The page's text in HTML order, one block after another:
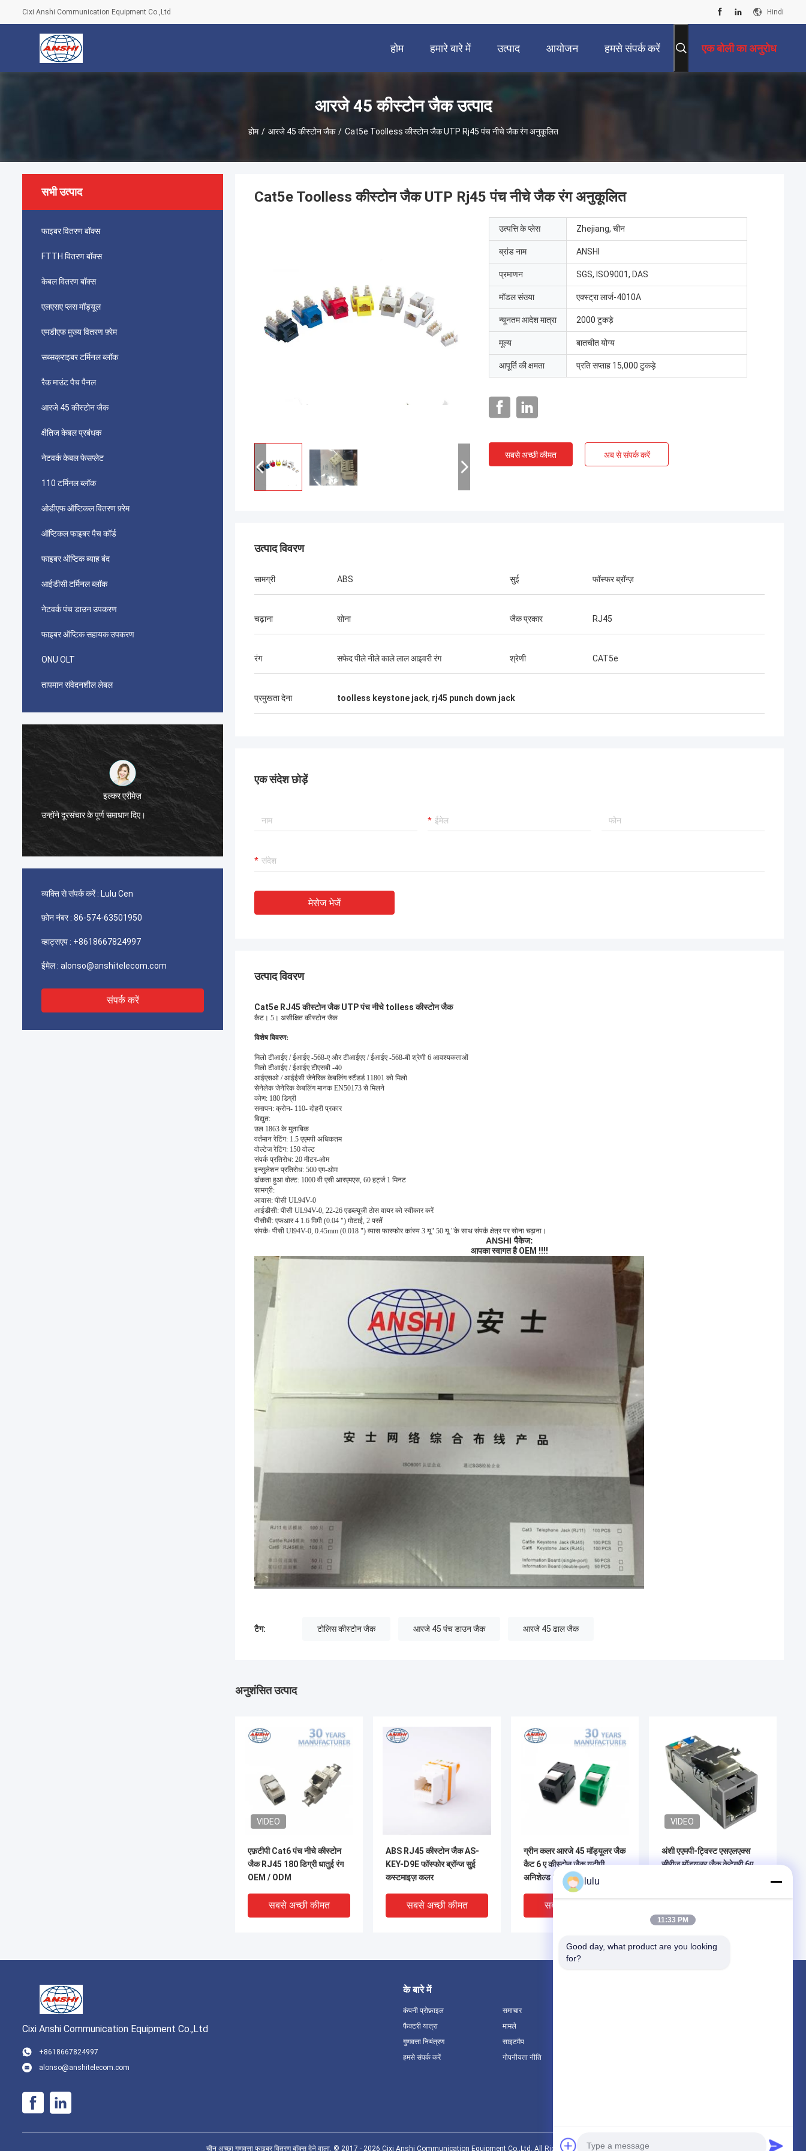
Cixi Anshi Communication Equipment Co.,Ltd Hindi
होम हमारे बारे में उत्पाद आयोजन हमसे संपर्क करें एक बोली का अनुरोध
आरजे 45 कीस्टोन जैक उत्पाद
होम / आरजे 45 कीस्टोन जैक / Cat5e Toolless कीस्टोन जैक UTP Rj45 पंच नीचे जैक रंग अनुकूलित
सभी उत्पाद
फाइबर वितरण बॉक्स
FTTH वितरण बॉक्स
केबल वितरण बॉक्स
एलएसए प्लस मॉड्यूल
एमडीएफ मुख्य वितरण फ़्रेम
सब्सक्राइबर टर्मिनल ब्लॉक
रैक माउंट पैच पैनल
आरजे 45 कीस्टोन जैक
क्षैतिज केबल प्रबंधक
नेटवर्क केबल फेसप्लेट
110 टर्मिनल ब्लॉक
ओडीएफ ऑप्टिकल वितरण फ़्रेम
ऑप्टिकल फाइबर पैच कॉर्ड
फाइबर ऑप्टिक ब्याह बंद
आईडीसी टर्मिनल ब्लॉक
नेटवर्क पंच डाउन उपकरण
फाइबर ऑप्टिक सहायक उपकरण
ONU OLT
तापमान संवेदनशील लेबल
احمد عبدالله
ईरान के दूरसंचार के लिए इस्तेमाल किए गए आपके एएमपी
टायको पिकोबैंड कनेक्टर उत्कृष्ट हैं, हमारे ग्राहक गुणवत्ता
से बहुत संतुष्ट हैं।
व्यक्ति से संपर्क करें : Lulu Cen
फ़ोन नंबर : 86-574-63501950
व्हाट्सएप : +8618667824997
ईमेल : alonso@anshitelecom.com
संपर्क करें
Cat5e Toolless कीस्टोन जैक UTP Rj45 पंच नीचे जैक रंग अनुकूलित
उत्पत्ति के प्लेस Zhejiang, चीन
ब्रांड नाम ANSHI
प्रमाणन SGS, ISO9001, DAS
मॉडल संख्या एक्स्ट्रा लार्ज-4010A
न्यूनतम आदेश मात्रा 2000 टुकड़े
मूल्य बातचीत योग्य
आपूर्ति की क्षमता प्रति सप्ताह 15,000 टुकड़े
सबसे अच्छी कीमत अब से संपर्क करें
उत्पाद विवरण
सामग्री ABS सुई फॉस्फर ब्रॉन्ज़
चढ़ाना सोना जैक प्रकार RJ45
रंग सफेद पीले नीले काले लाल आइवरी रंग श्रेणी CAT5e
प्रमुखता देना toolless keystone jack, rj45 punch down jack
एक संदेश छोड़ें
मेसेज भेजें
उत्पाद विवरण
Cat5e RJ45 कीस्टोन जैक UTP पंच नीचे tolless कीस्टोन जैक
कैट। 5। असीक्षित कीस्टोन जैक
विशेष विवरण:
मिलो टीआईए / ईआईए -568-ए और टीआईएए / ईआईए -568-बी श्रेणी 6 आवश्यकताओं
मिलो टीआईए / ईआईए टीएसबी -40
आईएसओ / आईईसी जेनेरिक केबलिंग स्टैंडर्ड 11801 को मिलो
सेनेलेक जेनेरिक केबलिंग मानक EN50173 से मिलने
कोण: 180 डिग्री
समापन: क्रोन- 110- दोहरी प्रकार
विद्युत:
उल 1863 के मुताबिक
वर्तमान रेटिंग: 1.5 एएमपी अधिकतम
वोल्टेज रेटिंग: 150 वोल्ट
संपर्क प्रतिरोध: 20 मीटर-ओम
इन्सुलेशन प्रतिरोध: 500 एम-ओम
ढांकता हुआ वोल्ट: 1000 वी एसी आरएमएस, 60 हर्ट्ज 1 मिनट
सामग्री:
आवास: पीसी UL94V-0
आईडीसी: पीसी UL94V-0, 22-26 एडब्ल्यूजी ठोस वायर को स्वीकार करें
पीसीबी: एफआर 4 1.6 मिमी (0.04 ") मोटाई, 2 परतें
संपर्कः पीसी Ul94V-0, 0.45mm (0.018 ") व्यास फास्फोर कांस्य 3 यू" 50 यू "के साथ संपर्क क्षेत्र पर सोना चढ़ाना।
ANSHI पैकेज:
आपका स्वागत है OEM !!!!
टैग: टोलिस कीस्टोन जैक आरजे 45 पंच डाउन जैक आरजे 45 ढाल जैक
अनुशंसित उत्पाद
VIDEO
एफ़टीपी Cat6 पंच नीचे कीस्टोन
जैक RJ45 180 डिग्री धातुई रंग
OEM / ODM
सबसे अच्छी कीमत
ABS RJ45 कीस्टोन जैक AS-
KEY-D9E फॉस्फोर ब्रॉन्ज सुई
कस्टमाइज़ कलर
सबसे अच्छी कीमत
ग्रीन कलर आरजे 45 मॉड्यूलर जैक
कैट 6 ए कीस्टोन जैक यूटीपी
अनिशेल्ड 180 डिग्री
सबसे अच्छी कीमत
VIDEO
अंशी एएमपी-ट्विस्ट एसएलएक्स
सीरीज मॉड्यूलर जैक केटेगरी 6ए
Cixi Anshi Communication Equipment Co.,Ltd
+8618667824997
alonso@anshitelecom.com
के बारे में
कंपनी प्रोफ़ाइल
फैक्टरी यात्रा
गुणवत्ता नियंत्रण
हमसे संपर्क करें
समाचार
मामले
साइटमैप
गोपनीयता नीति
चीन अच्छा गुणवत्ता फाइबर वितरण बॉक्स देने वाला. © 2017 - 2026 Cixi Anshi Communication Equipment Co.,Ltd. All Rights Reserved.
lulu
11:33 PM
Good day, what product are you looking
for?